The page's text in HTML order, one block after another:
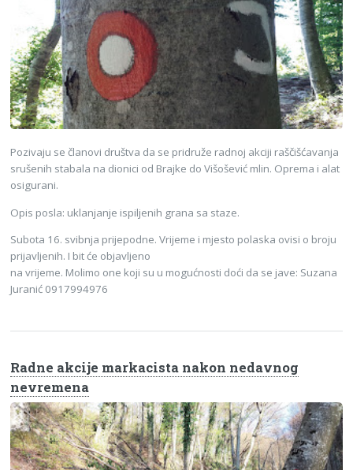
Pozivaju se članovi društva da se pridruže radnoj akciji raščišćavanja
srušenih stabala na dionici od Brajke do Višošević mlin. Oprema i alat
osigurani.
Opis posla: uklanjanje ispiljenih grana sa staze.
Subota 16. svibnja prijepodne. Vrijeme i mjesto polaska ovisi o broju
prijavljenih. I bit će objavljeno
na vrijeme. Molimo one koji su u mogućnosti doći da se jave: Suzana
Juranić 0917994976
Radne akcije markacista nakon nedavnog
nevremena